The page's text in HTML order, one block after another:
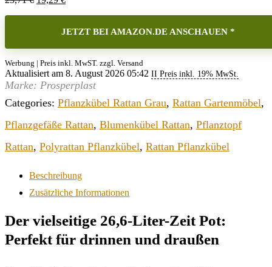
23,71 €19,29 €.
JETZT BEI AMAZON.DE ANSCHAUEN *
Werbung | Preis inkl. MwST. zzgl. Versand
Aktualisiert am 8. August 2026 05:42 II Preis inkl. 19% MwSt.
Marke: Prosperplast
Categories: Pflanzkübel Rattan Grau, Rattan Gartenmöbel,
Pflanzgefäße Rattan, Blumenkübel Rattan, Pflanztopf
Rattan, Polyrattan Pflanzkübel, Rattan Pflanzkübel
Beschreibung
Zusätzliche Informationen
Der vielseitige 26,6-Liter-Zeit Pot:
Perfekt für drinnen und draußen